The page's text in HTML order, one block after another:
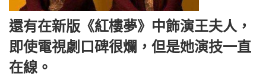
還有在新版《紅樓夢》中飾演王夫人，
即使電視劇口碑很爛，但是她演技一直
在線。